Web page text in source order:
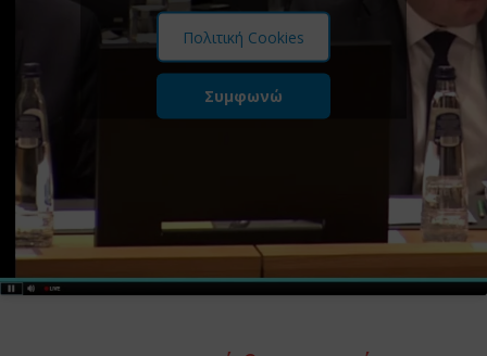
Πολιτική Cookies
Συμφωνώ